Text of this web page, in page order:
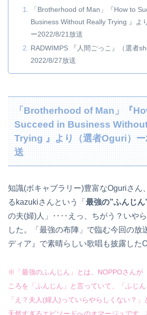
「Brotherhood of Man」『How to
Business Without Really Trying 』よ
ー2022/8/21放送
RADWIMPS 『人間ごっこ』（選者
2022/8/27放送
「Brotherhood of Man」『
Succeed in Business
Trying 』より（選者Oguri）
送
知識(ボキャブラリー)豊富なOguriさん
るkazukiさんという「 最強の”ふんじん
の夫(婦)人」‥‥えっ、ちがう？いや
した。「最強の布陣」で臨む今回の放
ディア』で素晴らしい歌唱も披露した
※「最強のふんじん」とは、NOPPOさんが
ころ を 「ふんじん」と言っていて、「ふじ
「え？夫人(婦人)っていらやらしくない？